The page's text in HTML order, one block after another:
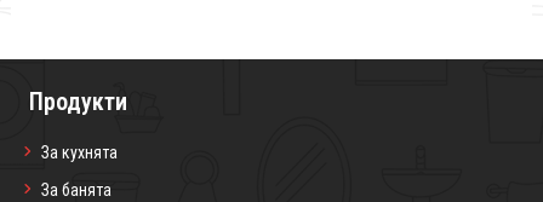
Продукти
За кухнята
За банята